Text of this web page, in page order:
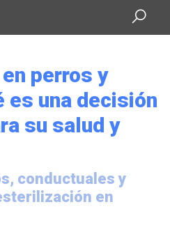
perros y
es una decisión
su salud y
conductuales y
en